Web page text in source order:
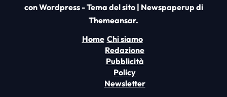
con Wordpress - Tema del sito | Newspaperup di
Themeansar.
Home Chi siamo
Redazione
Pubblicità
Policy
Newsletter